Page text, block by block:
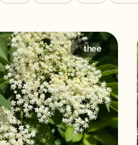
thee